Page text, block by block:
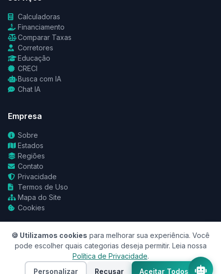
Calculadoras
Financiamento
Comparar Taxas
Corretores
Educação
CRECI
Busca com IA
Chat IA
Empresa
Sobre
Estados
Regiões
Contato
Privacidade
Termos de Uso
Mapa do Site
Cookies
© 2026 RedeCasas. Todos os direitos reservados.
Política de PrivacidadeTermos de UsoMapa do Site
🍪 Utilizamos cookies para melhorar sua experiência. Você
pode escolher quais categorias deseja permitir. Leia nossa
Política de Privacidade.
Personalizar
Recusar Aceitar Todos